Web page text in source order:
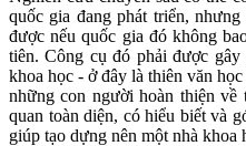
quốc gia đang phát triển,
được nếu quốc gia đó không
tiên. Công cụ đó phải được
khoa học - ở đây là thiên văn
những con người hoàn thiện
quan toàn diện, có hiểu biết và
giúp tạo dựng nên một nhà khoa